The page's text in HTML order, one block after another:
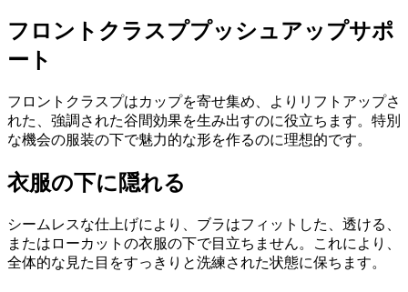
フロントクラスププッシュアップサポ
ート
フロントクラスプはカップを寄せ集め、よりリフトアップさ
れた、強調された谷間効果を生み出すのに役立ちます。特別
な機会の服装の下で魅力的な形を作るのに理想的です。
衣服の下に隠れる
シームレスな仕上げにより、ブラはフィットした、透ける、
またはローカットの衣服の下で目立ちません。これにより、
全体的な見た目をすっきりと洗練された状態に保ちます。